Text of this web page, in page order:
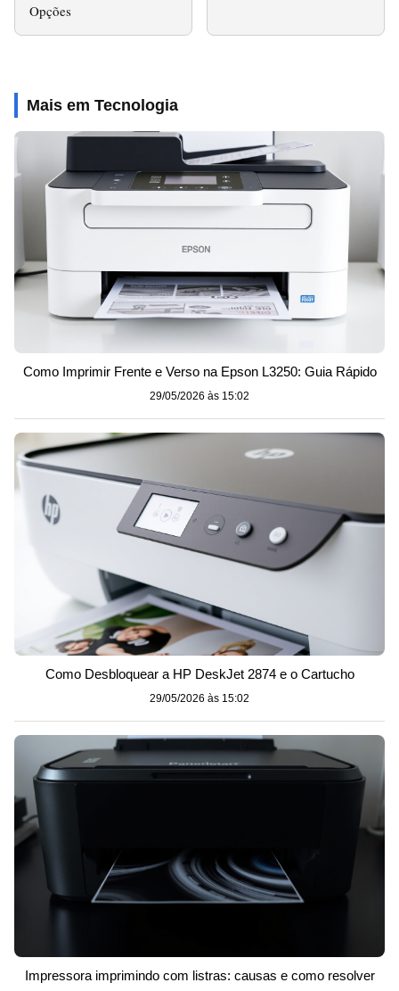
Opções
Mais em Tecnologia
Como Imprimir Frente e Verso na Epson L3250: Guia Rápido
29/05/2026 às 15:02
Como Desbloquear a HP DeskJet 2874 e o Cartucho
29/05/2026 às 15:02
Impressora imprimindo com listras: causas e como resolver